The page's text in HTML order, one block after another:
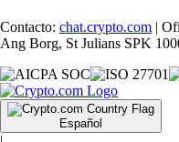
Contacto: chat.crypto.com |
Ang Borg, St Julians SPK
Español